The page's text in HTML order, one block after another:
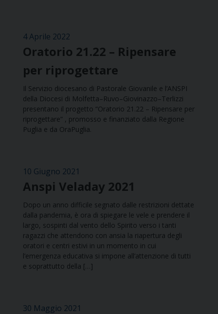
4 Aprile 2022
Oratorio 21.22 – Ripensare
per riprogettare
Il Servizio diocesano di Pastorale Giovanile e l’ANSPI
della Diocesi di Molfetta–Ruvo–Giovinazzo–Terlizzi
presentano il progetto “Oratorio 21.22 – Ripensare per
riprogettare” , promosso e finanziato dalla Regione
Puglia e da OraPuglia.
10 Giugno 2021
Anspi Veladay 2021
Dopo un anno difficile segnato dalle restrizioni dettate
dalla pandemia, è ora di spiegare le vele e prendere il
largo, sospinti dal vento dello Spirito verso i tanti
ragazzi che attendono con ansia la riapertura degli
oratori e centri estivi in un momento in cui
l’emergenza educativa si impone all’attenzione di tutti
e soprattutto della […]
30 Maggio 2021